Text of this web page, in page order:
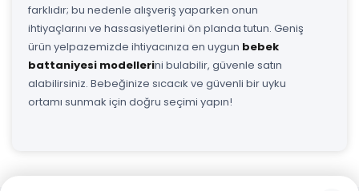
farklıdır; bu nedenle alışveriş yaparken onun
ihtiyaçlarını ve hassasiyetlerini ön planda tutun. Geniş
ürün yelpazemizde ihtiyacınıza en uygun bebek
battaniyesi modellerini bulabilir, güvenle satın
alabilirsiniz. Bebeğinize sıcacık ve güvenli bir uyku
ortamı sunmak için doğru seçimi yapın!